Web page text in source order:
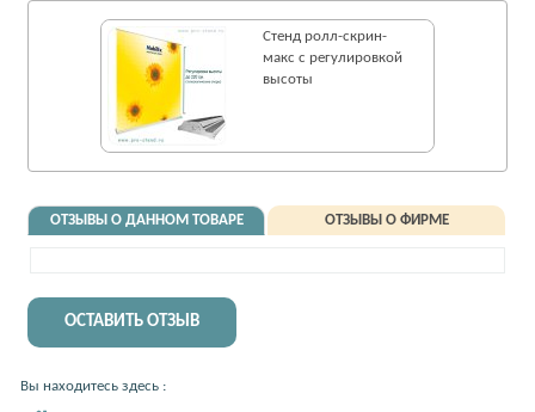
Стенд ролл-cкрин-
макс с регулировкой
высоты
ОТЗЫВЫ О ДАННОМ ТОВАРЕ ОТЗЫВЫ О ФИРМЕ
ОСТАВИТЬ ОТЗЫВ
Вы находитесь здесь :